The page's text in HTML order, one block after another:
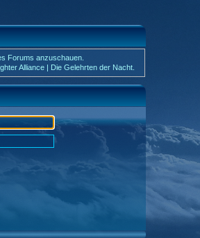
Forums anzuschauen.
Alliance | Die Gelehrten der Nacht.